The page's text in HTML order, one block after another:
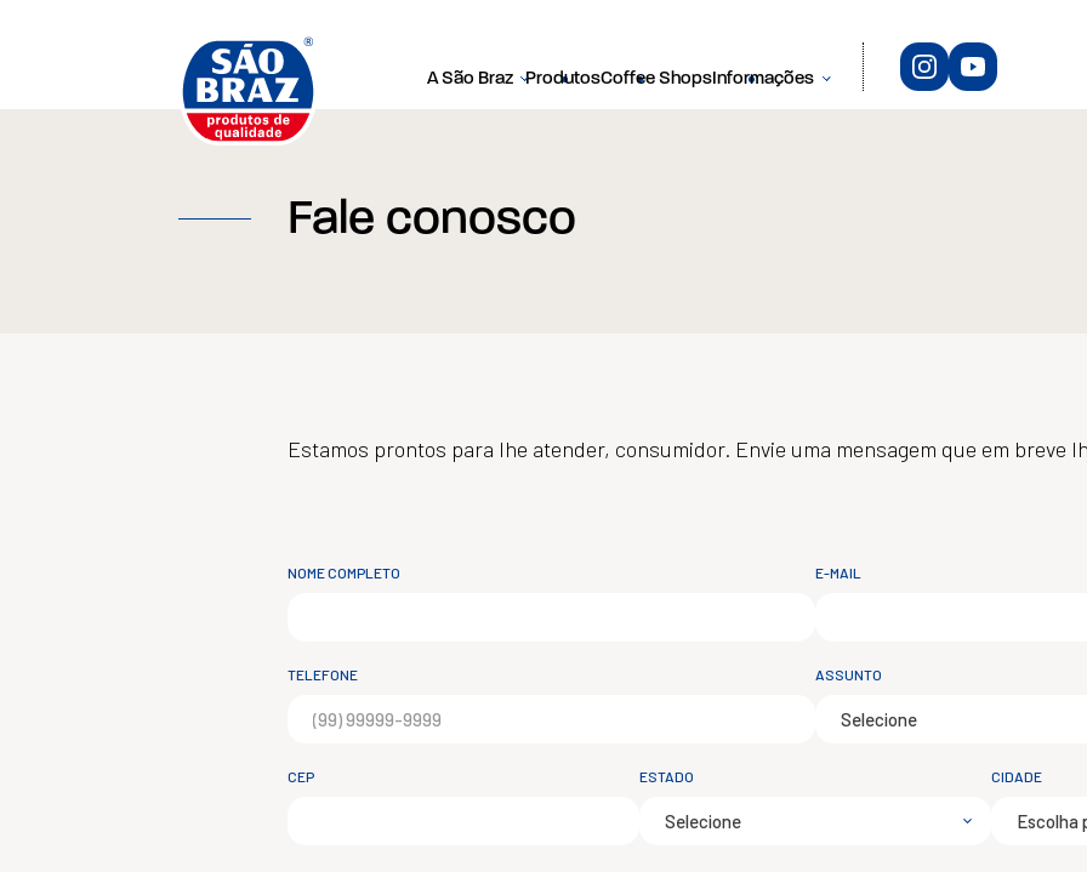
A São Braz ProdutosCoffee Shops Informações
Fale conosco
Estamos prontos para lhe atender, consumidor. Envie uma mensagem que em breve
NOME COMPLETO E-MAIL
TELEFONE ASSUNTO
CEP ESTADO CIDADE